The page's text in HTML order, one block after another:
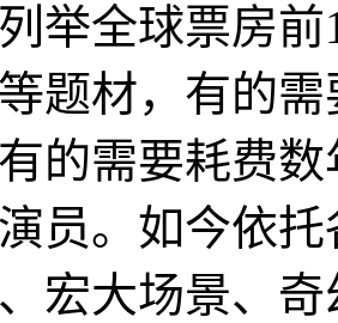
举全球票房
题材，有的
的需要耗费
员。如今依
宏大场景、